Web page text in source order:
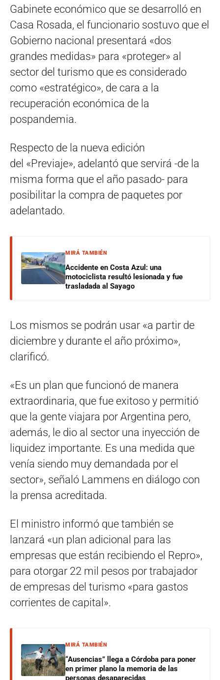
Gabinete económico que se desarrolló en
Casa Rosada, el funcionario sostuvo que el
Gobierno nacional presentará «dos
grandes medidas» para «proteger» al
sector del turismo que es considerado
como «estratégico», de cara a la
recuperación económica de la
pospandemia.
Respecto de la nueva edición
del «Previaje», adelantó que servirá -de la
misma forma que el año pasado- para
posibilitar la compra de paquetes por
adelantado.
MIRÁ TAMBIÉN
Accidente en Costa Azul: una
motociclista resultó lesionada y fue
trasladada al Sayago
Los mismos se podrán usar «a partir de
diciembre y durante el año próximo»,
clarificó.
«Es un plan que funcionó de manera
extraordinaria, que fue exitoso y permitió
que la gente viajara por Argentina pero,
además, le dio al sector una inyección de
liquidez importante. Es una medida que
venía siendo muy demandada por el
sector», señaló Lammens en diálogo con
la prensa acreditada.
El ministro informó que también se
lanzará «un plan adicional para las
empresas que están recibiendo el Repro»,
para otorgar 22 mil pesos por trabajador
de empresas del turismo «para gastos
corrientes de capital».
MIRÁ TAMBIÉN
“Ausencias” llega a Córdoba para poner
en primer plano la memoria de las
personas desaparecidas